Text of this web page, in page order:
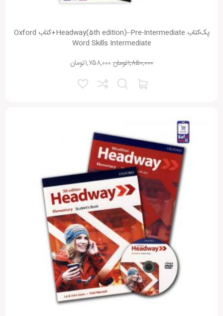
پک‌کتاب Headway(5th edition)–Pre-Intermediate+کتاب Oxford
Word Skills Intermediate
تومان۱,۸۵۰,۰۰۰ تومان۱,۷۵۸,۰۰۰